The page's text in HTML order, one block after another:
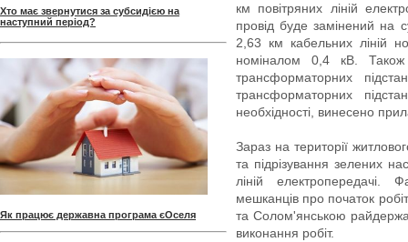
Хто має звернутися за субсидією на
наступний період?
Як працює державна програма єОселя
км повітряних ліній
провід буде замінений на
2,63 км кабельних ліній
номіналом 0,4 кВ.
трансформаторних
трансформаторних
необхідності, винесено
Зараз на території
та підрізування зелених
ліній електропередачі.
мешканців про початок
та Солом'янською
виконання робіт.